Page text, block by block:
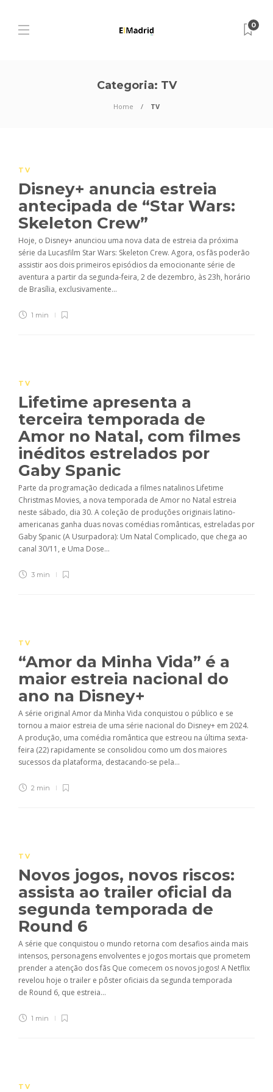
0
Categoria: TV
Home TV
TV
Disney+ anuncia estreia
antecipada de “Star Wars:
Skeleton Crew”
Hoje, o Disney+ anunciou uma nova data de estreia da próxima
série da Lucasfilm Star Wars: Skeleton Crew. Agora, os fãs poderão
assistir aos dois primeiros episódios da emocionante série de
aventura a partir da segunda-feira, 2 de dezembro, às 23h, horário
de Brasília, exclusivamente...
1 min
TV
Lifetime apresenta a
terceira temporada de
Amor no Natal, com filmes
inéditos estrelados por
Gaby Spanic
Parte da programação dedicada a filmes natalinos Lifetime
Christmas Movies, a nova temporada de Amor no Natal estreia
neste sábado, dia 30. A coleção de produções originais latino-
americanas ganha duas novas comédias românticas, estreladas por
Gaby Spanic (A Usurpadora): Um Natal Complicado, que chega ao
canal 30/11, e Uma Dose...
3 min
TV
“Amor da Minha Vida” é a
maior estreia nacional do
ano na Disney+
A série original Amor da Minha Vida conquistou o público e se
tornou a maior estreia de uma série nacional do Disney+ em 2024.
A produção, uma comédia romântica que estreou na última sexta-
feira (22) rapidamente se consolidou como um dos maiores
sucessos da plataforma, destacando-se pela...
2 min
TV
Novos jogos, novos riscos:
assista ao trailer oficial da
segunda temporada de
Round 6
A série que conquistou o mundo retorna com desafios ainda mais
intensos, personagens envolventes e jogos mortais que prometem
prender a atenção dos fãs Que comecem os novos jogos! A Netflix
revelou hoje o trailer e pôster oficiais da segunda temporada
de Round 6, que estreia...
1 min
TV